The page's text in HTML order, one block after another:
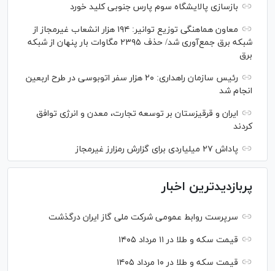
بازسازی پالایشگاه سوم پارس جنوبی کلید خورد
معاون هماهنگی توزیع توانیر: ۱۹۴ هزار انشعاب غیرمجاز از
شبکه برق جمع‌آوری شد/ حذف ۲۳۹۵ مگاوات بار پنهان از شبکه
برق
رئیس سازمان راهداری: ۲۰ هزار سفر اتوبوسی در طرح اربعین
انجام شد
ایران و قرقیزستان بر توسعه تجارت، معدن و انرژی توافق
کردند
پاداش ۲۷ میلیاردی برای گزارش رمزارز غیرمجاز
پربازدیدترین اخبار
سرپرست روابط عمومی شرکت ملی گاز ایران درگذشت
قیمت سکه و طلا در ۱۱ مرداد ۱۴۰۵
قیمت سکه و طلا در ۱۰ مرداد ۱۴۰۵